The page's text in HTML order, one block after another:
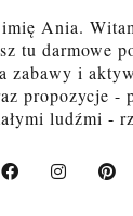
Ania.
tu darmowe
zabawy i
propozycje -
ludźmi -